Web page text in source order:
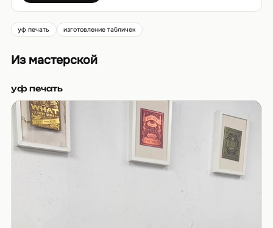
уф печать изготовление табличек
Из мастерской
уф печать